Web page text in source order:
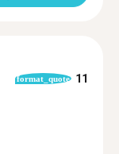
format_quote 11